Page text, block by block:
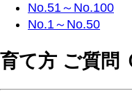
No.51～No.100
No.1～No.50
育て方 ご質問